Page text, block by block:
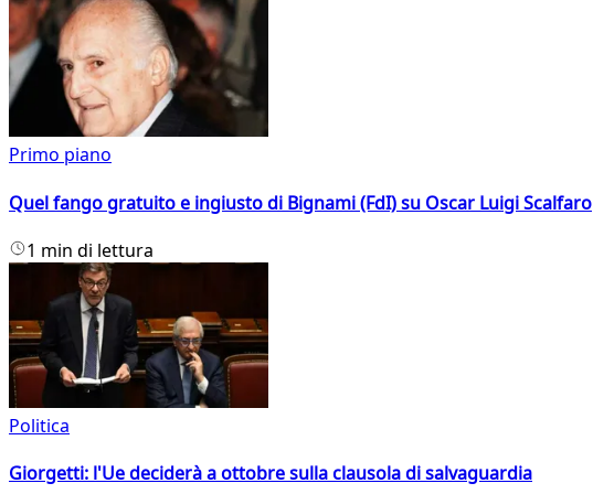
Primo piano
Quel fango gratuito e ingiusto di Bignami (FdI) su Oscar Luigi Scalfaro
1 min di lettura
Politica
Giorgetti: l'Ue deciderà a ottobre sulla clausola di salvaguardia